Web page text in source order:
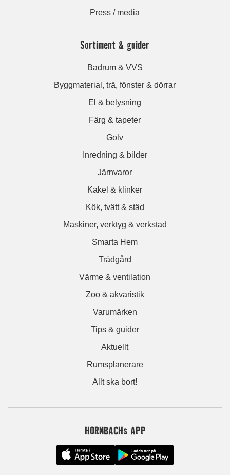
Press / media
Sortiment & guider
Badrum & VVS
Byggmaterial, trä, fönster & dörrar
El & belysning
Färg & tapeter
Golv
Inredning & bilder
Järnvaror
Kakel & klinker
Kök, tvätt & städ
Maskiner, verktyg & verkstad
Smarta Hem
Trädgård
Värme & ventilation
Zoo & akvaristik
Varumärken
Tips & guider
Aktuellt
Rumsplanerare
Allt ska bort!
HORNBACHs APP